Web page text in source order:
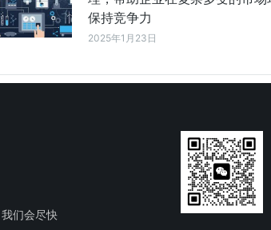
保持竞争力
2025年1月23日
们会尽快